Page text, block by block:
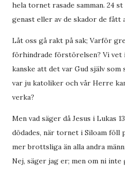
hela tornet rasade samman. 24
genast eller av de skador de fått
Låt oss gå rakt på sak; Varför
förhindrade förstörelsen? Vi vet
kanske att det var Gud själv som
var ju katoliker och vår Herre
verka?
Men vad säger då Jesus i Lukas
dödades, när tornet i Siloam föll
mer brottsliga än alla andra
Nej, säger jag er; men om ni